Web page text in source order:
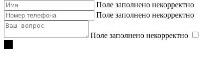
Поле заполнено некорректно
Поле заполнено некорректно
Поле заполнено некорректно